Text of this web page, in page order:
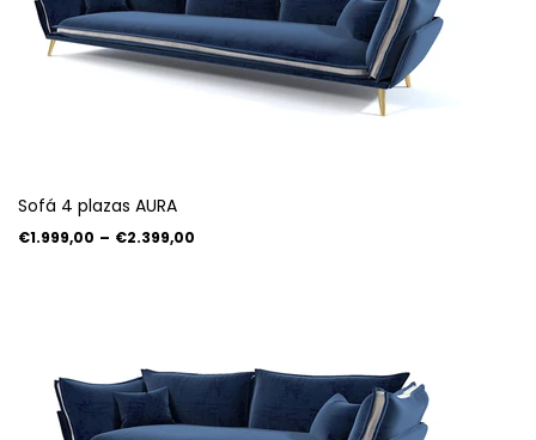
Sofá 4 plazas AURA
€1.999,00 – €2.399,00